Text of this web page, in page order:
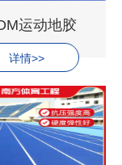
运动地胶
详情>>